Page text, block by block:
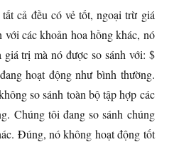
cả đều có vẻ tốt, ngoại trừ giá
các khoản hoa hồng khác, nó
trị mà nó được so sánh với: $
hoạt động như bình thường.
so sánh toàn bộ tập hợp các
Chúng tôi đang so sánh chúng
Đúng, nó không hoạt động tốt